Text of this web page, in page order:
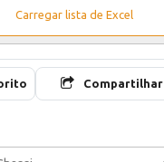
Carregar lista de Excel
Compartilhar